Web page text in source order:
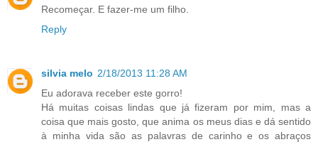
Recomeçar. E fazer-me um filho.
Reply
silvia melo 2/18/2013 11:28 AM
Eu adorava receber este gorro!
Há muitas coisas lindas que já fizeram por mim, mas a
coisa que mais gosto, que anima os meus dias e dá sentido
à minha vida são as palavras de carinho e os abraços